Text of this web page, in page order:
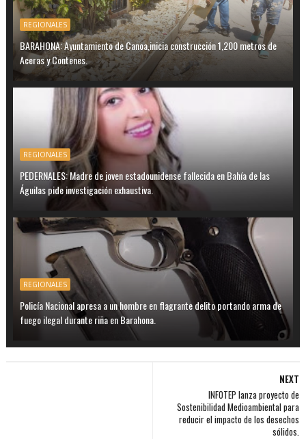
REGIONALES
BARAHONA: Ayuntamiento de Canoa,inicia construcción 1,200 metros de
Aceras y Contenes.
REGIONALES
PEDERNALES: Madre de joven estadounidense fallecida en Bahía de las
Águilas pide investigación exhaustiva.
REGIONALES
Policía Nacional apresa a un hombre en flagrante delito portando arma de
fuego ilegal durante riña en Barahona.
NEXT
INFOTEP lanza proyecto de
Sostenibilidad Medioambiental para
reducir el impacto de los desechos
sólidos.